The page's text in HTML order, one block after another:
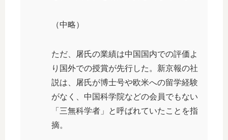
（中略）
ただ、屠氏の業績は中国国内での評価よ
り国外での授賞が先行した。新京報の社
説は、屠氏が博士号や欧米への留学経験
がなく、中国科学院などの会員でもない
「三無科学者」と呼ばれていたことを指
摘。